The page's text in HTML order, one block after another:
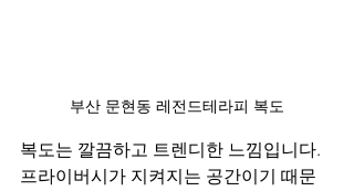
부산 문현동 레전드테라피 복도
복도는 깔끔하고 트렌디한 느낌입니다.
프라이버시가 지켜지는 공간이기 때문